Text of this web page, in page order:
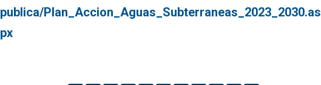
publica/Plan_Accion_Aguas_Subterraneas_2023_2030.as
px